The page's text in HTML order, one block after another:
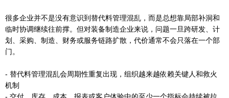
很多企业并不是没有意识到替代料管理混乱，而是总想靠局部补洞和
临时协调继续往前撑。但对装备制造企业来说，问题一旦跨研发、计
划、采购、制造、财务或服务链路扩散，代价通常不会只落在一个部
门。
- 替代料管理混乱会周期性重复出现，组织越来越依赖关键人和救火
机制
- 交付、库存、成本、报表或客户体验中的至少一个指标会持续被拉